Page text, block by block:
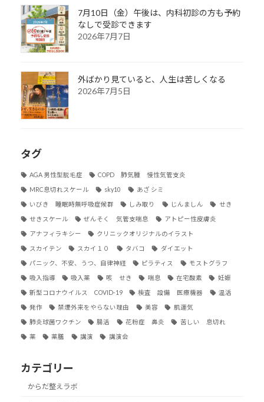
7月10日（金）午後は、内科初診の方も予約
なしで受診できます
2026年7月7日
外ばかり見ていると、人生は苦しくなる
2026年7月5日
タグ
AGA 男性型脱毛症 COPD 肺気腫 慢性気管支炎
MRC息切れスケール sky10 あざ シミ
いびき 睡眠時無呼吸症候群 しみ取り じんましん せき
せきスケール ぜんそく 気管支喘息 アトピー性皮膚炎
アナフィラキシー クリニックオリジナルのイラスト
スカイテン スカイ１０ タバコ ダイエット
パニック、不安、うつ、自律神経 ピラティス モストグラフ
吸入指導 吸入薬 咳 せき 喘息 在宅酸素 妊娠
新型コロナウイルス COVID-19 検査 設備 医療機器 温活
発作 禁煙外来をやらない理由 美容 肌運気
肺炎球菌ワクチン 腸活 花粉症 鼻炎 苦しい 息切れ
薬 薬膳 講演 講演会
カテゴリー
からだ整えラボ